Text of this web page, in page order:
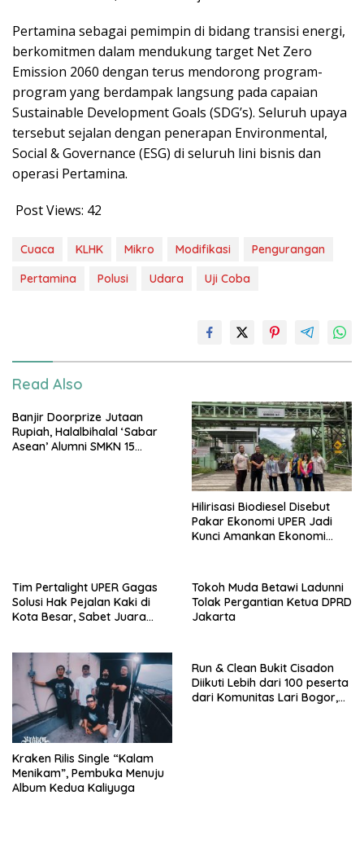
Pertamina sebagai pemimpin di bidang transisi energi,
berkomitmen dalam mendukung target Net Zero
Emission 2060 dengan terus mendorong program-
program yang berdampak langsung pada capaian
Sustainable Development Goals (SDG’s). Seluruh upaya
tersebut sejalan dengan penerapan Environmental,
Social & Governance (ESG) di seluruh lini bisnis dan
operasi Pertamina.
Post Views: 42
Cuaca KLHK Mikro Modifikasi
Pengurangan
Pertamina
Polusi Udara Uji Coba
Read Also
Banjir Doorprize Jutaan
Rupiah, Halalbihalal ‘Sabar
Asean’ Alumni SMKN 15
Hilirisasi Biodiesel Disebut
Pakar Ekonomi UPER Jadi
Kunci Amankan Ekonomi
Tim Pertalight UPER Gagas
Solusi Hak Pejalan Kaki di
Kota Besar, Sabet Juara
Tokoh Muda Betawi Ladunni
Tolak Pergantian Ketua DPRD
Jakarta
Kraken Rilis Single “Kalam
Menikam”, Pembuka Menuju
Album Kedua Kaliyuga
Run & Clean Bukit Cisadon
Diikuti Lebih dari 100 peserta
dari Komunitas Lari Bogor,